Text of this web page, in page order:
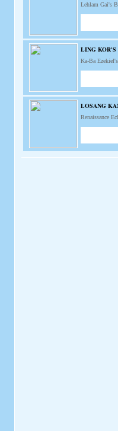
Lehlam Gai's
LING KOR'S
Ka-Ba
LOSANG
Renaissance